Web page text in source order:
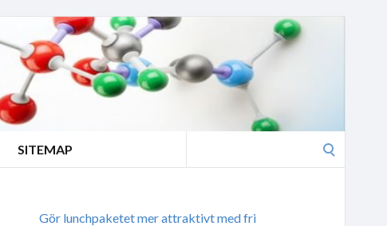
SITEMAP
Gör lunchpaketet mer attraktivt med fri